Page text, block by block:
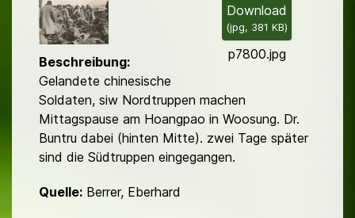
l
d
Download
(jpg, 381 KB)
p7800.jpg
Beschreibung:
Gelandete chinesische
Soldaten, siw Nordtruppen machen
Mittagspause am Hoangpao in Woosung. Dr.
Buntru dabei (hinten Mitte). zwei Tage später
sind die Südtruppen eingegangen.
Quelle: Berrer, Eberhard